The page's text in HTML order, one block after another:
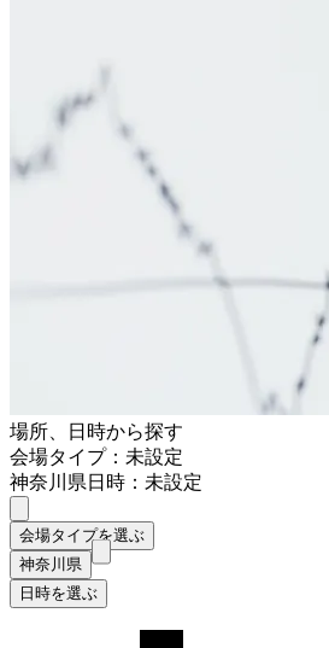
場所、日時から探す
会場タイプ：未設定
神奈川県日時：未設定
会場タイプを選ぶ
神奈川県
日時を選ぶ